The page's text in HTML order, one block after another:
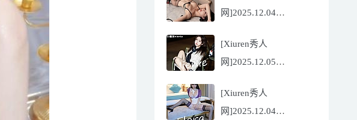
网]2025.12.04
[81P/751.43MB]
[Xiuren秀人
网]2025.12.05
nienie[60P/642.39MB]
[Xiuren秀人
网]2025.12.04